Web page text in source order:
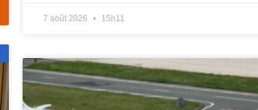
7 août 2026 15h11